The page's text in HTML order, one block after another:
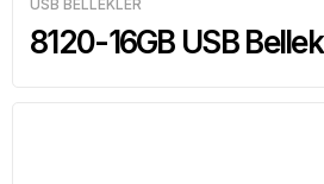
USB BELLEKLER
8120-16GB USB Bellek